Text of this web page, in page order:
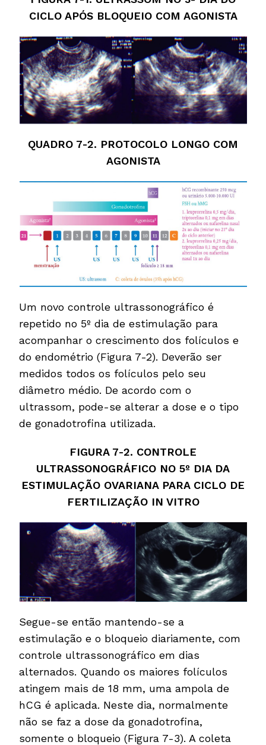
CICLO APÓS BLOQUEIO COM AGONISTA
QUADRO 7-2. PROTOCOLO LONGO COM
AGONISTA
Um novo controle ultrassonográfico é
repetido no 5º dia de estimulação para
acompanhar o crescimento dos folículos e
do endométrio (Figura 7-2). Deverão ser
medidos todos os folículos pelo seu
diâmetro médio. De acordo com o
ultrassom, pode-se alterar a dose e o tipo
de gonadotrofina utilizada.
FIGURA 7-2. CONTROLE
ULTRASSONOGRÁFICO NO 5º DIA DA
ESTIMULAÇÃO OVARIANA PARA CICLO DE
FERTILIZAÇÃO IN VITRO
Segue-se então mantendo-se a
estimulação e o bloqueio diariamente, com
controle ultrassonográfico em dias
alternados. Quando os maiores folículos
atingem mais de 18 mm, uma ampola de
hCG é aplicada. Neste dia, normalmente
não se faz a dose da gonadotrofina,
somente o bloqueio (Figura 7-3). A coleta